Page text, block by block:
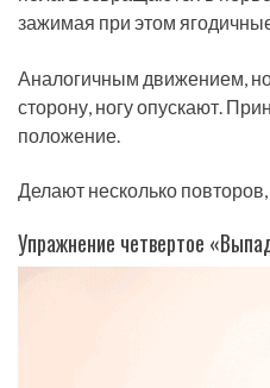
зажимая при этом
Аналогичным движением,
сторону, ногу опускают.
положение.
Делают несколько
Упражнение четвертое